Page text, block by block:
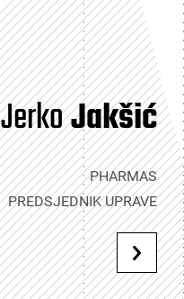
JerkoJakšić
PHARMAS
PREDSJEDNIK UPRAVE